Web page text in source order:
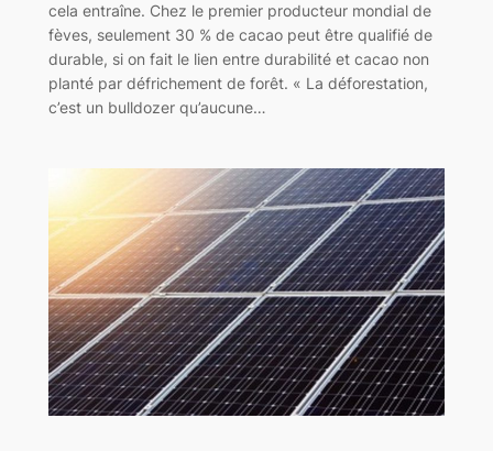
cela entraîne. Chez le premier producteur mondial de
fèves, seulement 30 % de cacao peut être qualifié de
durable, si on fait le lien entre durabilité et cacao non
planté par défrichement de forêt. « La déforestation,
c’est un bulldozer qu’aucune…